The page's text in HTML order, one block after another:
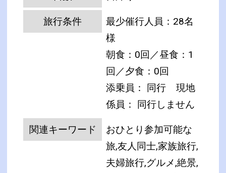
旅行条件
最少催行人員：28名
様
朝食：0回／昼食：1
回／夕食：0回
添乗員： 同行
現地
係員： 同行しません
関連キーワード
おひとり参加可能な
旅,友人同士,家族旅行,
夫婦旅行,グルメ,絶景,